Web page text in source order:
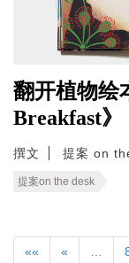
翻开植物绘
Breakfast
撰文 提案 on
提案on the desk
«« «